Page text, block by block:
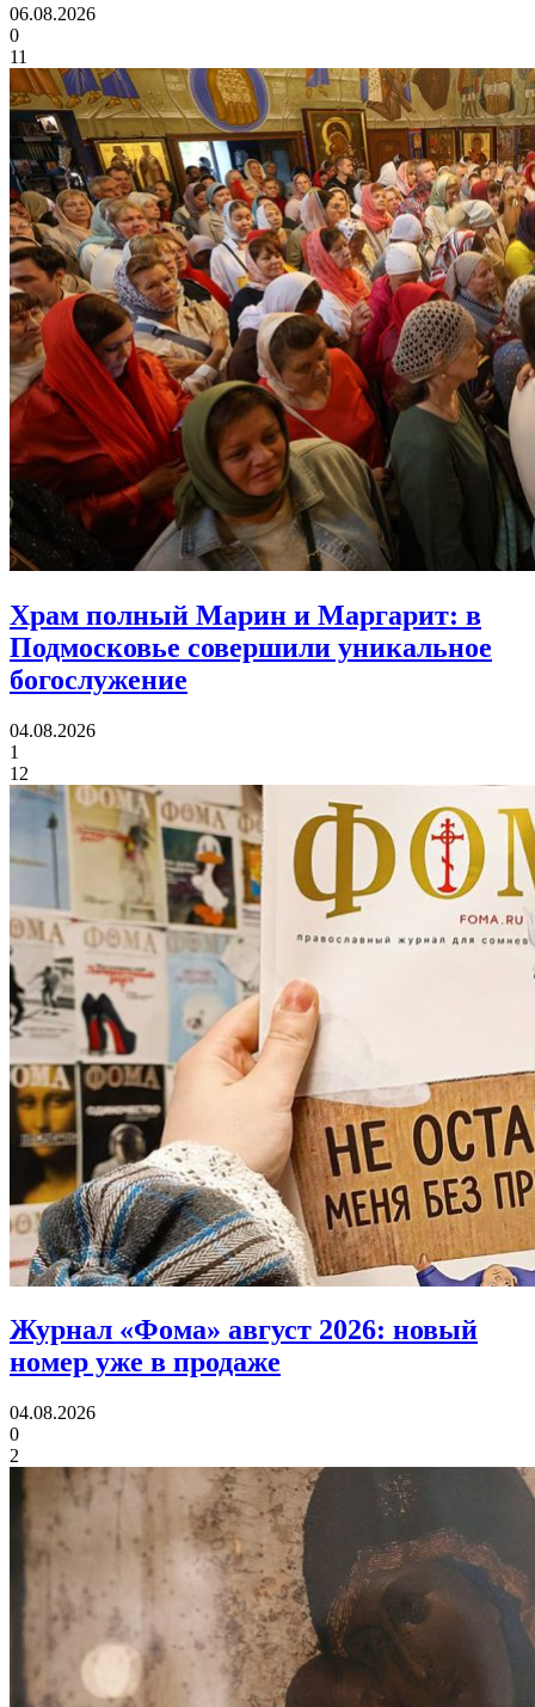
06.08.2026
0
11
Храм полный Марин и Маргарит: в
Подмосковье совершили уникальное
богослужение
04.08.2026
1
12
Журнал «Фома» август 2026: новый
номер уже в продаже
04.08.2026
0
2